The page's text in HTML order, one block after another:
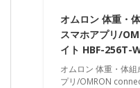
オムロン 体重・
スマホアプリ/
イト HBF-256T-
オムロン 体重・体
プリ/OMRON